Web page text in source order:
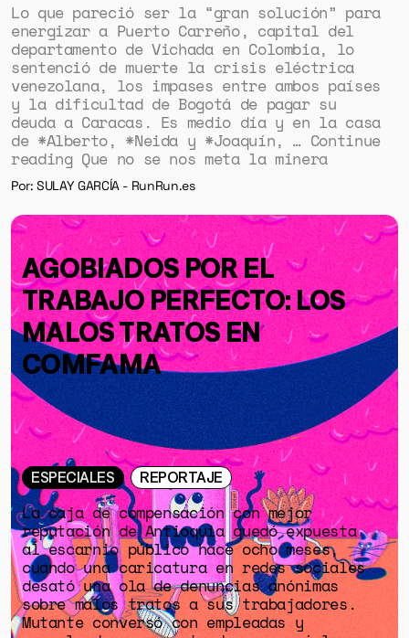
Lo que pareció ser la “gran solución” para
energizar a Puerto Carreño, capital del
departamento de Vichada en Colombia, lo
sentenció de muerte la crisis eléctrica
venezolana, los impases entre ambos países
y la dificultad de Bogotá de pagar su
deuda a Caracas. Es medio día y en la casa
de *Alberto, *Neida y *Joaquín, … Continue
reading Que no se nos meta la minera
Por: SULAY GARCÍA - RunRun.es
AGOBIADOS POR EL
TRABAJO PERFECTO: LOS
MALOS TRATOS EN
COMFAMA
ESPECIALES REPORTAJE
La caja de compensación con mejor
reputación de Antioquia quedó expuesta
al escarnio público hace ocho meses,
cuando una caricatura en redes sociales
desató una ola de denuncias anónimas
sobre malos tratos a sus trabajadores.
Mutante conversó con empleadas y